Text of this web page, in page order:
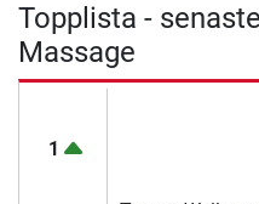
Topplista -
Massage
1